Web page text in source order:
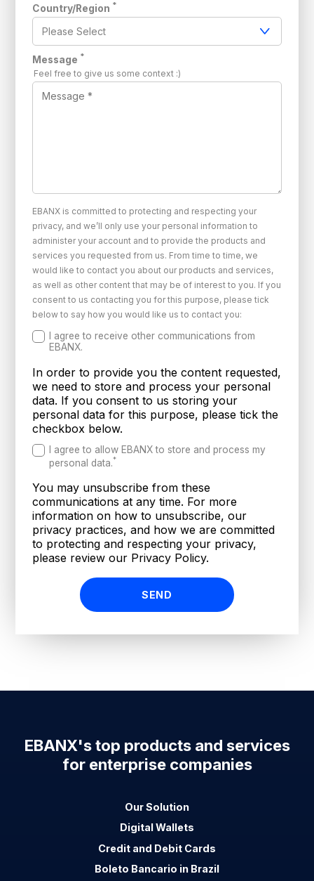
Country/Region *
Message *
Feel free to give us some context :)
EBANX is committed to protecting and respecting your
privacy, and we’ll only use your personal information to
administer your account and to provide the products and
services you requested from us. From time to time, we
would like to contact you about our products and services,
as well as other content that may be of interest to you. If you
consent to us contacting you for this purpose, please tick
below to say how you would like us to contact you:
I agree to receive other communications from
EBANX.
In order to provide you the content requested,
we need to store and process your personal
data. If you consent to us storing your
personal data for this purpose, please tick the
checkbox below.
I agree to allow EBANX to store and process my
personal data.*
You may unsubscribe from these
communications at any time. For more
information on how to unsubscribe, our
privacy practices, and how we are committed
to protecting and respecting your privacy,
please review our Privacy Policy.
EBANX's top products and services
for enterprise companies
Our Solution
Digital Wallets
Credit and Debit Cards
Boleto Bancario in Brazil